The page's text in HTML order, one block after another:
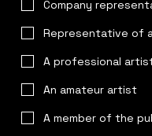
Company
Representative of
A professional
An amateur artist
A member of the